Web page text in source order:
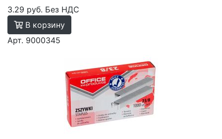
3.29 руб. Без НДС
В корзину
Арт. 9000345